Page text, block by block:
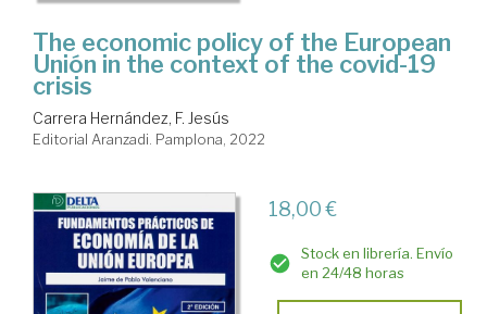
The economic policy of the European
Unión in the context of the covid-19
crisis
Carrera Hernández, F. Jesús
Editorial Aranzadi. Pamplona, 2022
18,00 €
Stock en librería. Envío
en 24/48 horas